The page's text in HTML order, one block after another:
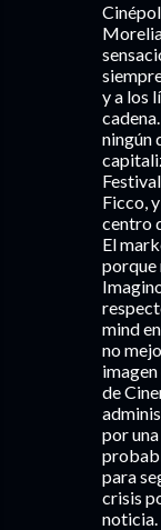
y a los
ningún
Ficco,
centro
El
porque
mind
no
de
por
para
crisis
noticia.